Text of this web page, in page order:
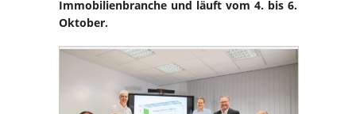
Immobilienbranche und läuft vom 4. bis 6.
Oktober.